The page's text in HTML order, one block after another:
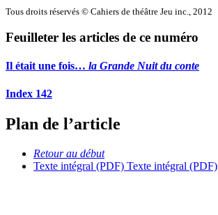
Tous droits réservés © Cahiers de théâtre Jeu inc., 2012
Feuilleter les articles de ce numéro
Il était une fois… la Grande Nuit du conte
Index 142
Plan de l’article
Retour au début
Texte intégral (PDF) Texte intégral (PDF)